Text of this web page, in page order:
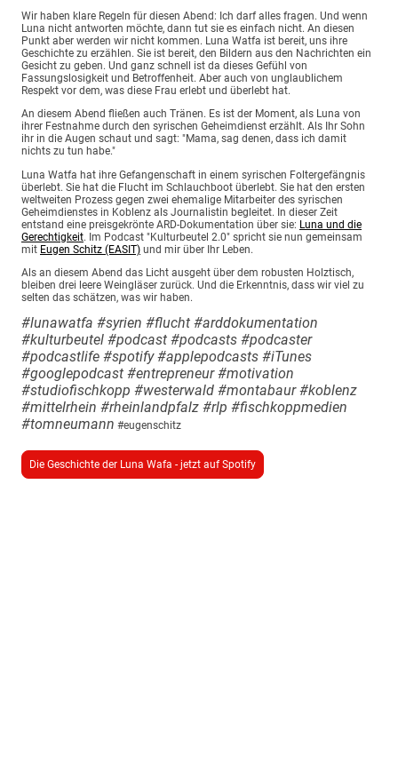
Wir haben klare Regeln für diesen Abend: Ich darf alles fragen. Und wenn
Luna nicht antworten möchte, dann tut sie es einfach nicht. An diesen
Punkt aber werden wir nicht kommen. Luna Watfa ist bereit, uns ihre
Geschichte zu erzählen. Sie ist bereit, den Bildern aus den Nachrichten ein
Gesicht zu geben. Und ganz schnell ist da dieses Gefühl von
Fassungslosigkeit und Betroffenheit. Aber auch von unglaublichem
Respekt vor dem, was diese Frau erlebt und überlebt hat.
An diesem Abend fließen auch Tränen. Es ist der Moment, als Luna von
ihrer Festnahme durch den syrischen Geheimdienst erzählt. Als Ihr Sohn
ihr in die Augen schaut und sagt: "Mama, sag denen, dass ich damit
nichts zu tun habe."
Luna Watfa hat ihre Gefangenschaft in einem syrischen Foltergefängnis
überlebt. Sie hat die Flucht im Schlauchboot überlebt. Sie hat den ersten
weltweiten Prozess gegen zwei ehemalige Mitarbeiter des syrischen
Geheimdienstes in Koblenz als Journalistin begleitet. In dieser Zeit
entstand eine preisgekrönte ARD-Dokumentation über sie: Luna und die
Gerechtigkeit. Im Podcast "Kulturbeutel 2.0" spricht sie nun gemeinsam
mit Eugen Schitz (EASIT) und mir über Ihr Leben.
Als an diesem Abend das Licht ausgeht über dem robusten Holztisch,
bleiben drei leere Weingläser zurück. Und die Erkenntnis, dass wir viel zu
selten das schätzen, was wir haben.
#lunawatfa #syrien #flucht #arddokumentation
#kulturbeutel #podcast #podcasts #podcaster
#podcastlife #spotify #applepodcasts #iTunes
#googlepodcast #entrepreneur #motivation
#studiofischkopp #westerwald #montabaur #koblenz
#mittelrhein #rheinlandpfalz #rlp #fischkoppmedien
#tomneumann #eugenschitz
Die Geschichte der Luna Wafa - jetzt auf Spotify